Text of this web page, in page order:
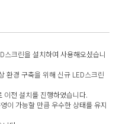
스크린을 설치하여 사용해오셨습니
환경 구축을 위해 신규 LED스크린
이전 설치를 진행하였습니다.
이 가능할 만큼 우수한 상태를 유지